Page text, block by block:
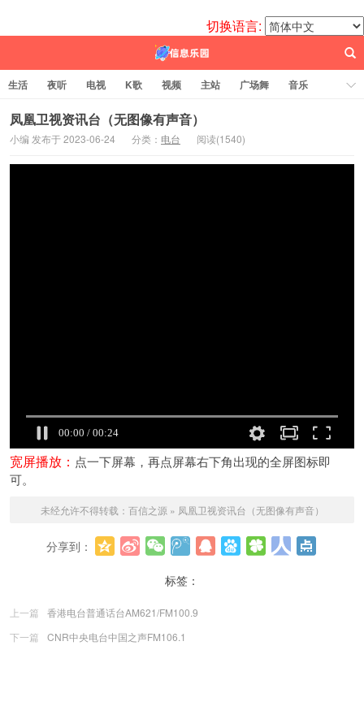
切换语言:
百信之源
生活 夜听 电视 K歌 视频 主站 广场舞
音乐
歌曲
电台 图片 热舞 科技
凤凰卫视资讯台（无图像有声音）
小编 发布于 2023-06-24 分类： 电台 阅读(1540)
宽屏播放： 点一下屏幕，再点屏幕右下角出现的全屏图标即
可。
未经允许不得转载： 百信之源 » 凤凰卫视资讯台（无图像有声音）
分享到：
标签：
上一篇
香港电台普通话台AM621/FM100.9
下一篇
CNR中央电台中国之声FM106.1